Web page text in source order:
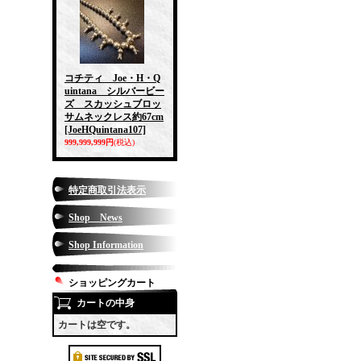
コチティ Joe・H・Q
uintana シルバービー
ズ スカッシュブロッ
サムネックレス約67cm
[JoeHQuintana107]
999,999,999円(税込)
特定商取引法表示
Shop News
Shop Information
ショッピングカート
カートの中身
カートは空です。